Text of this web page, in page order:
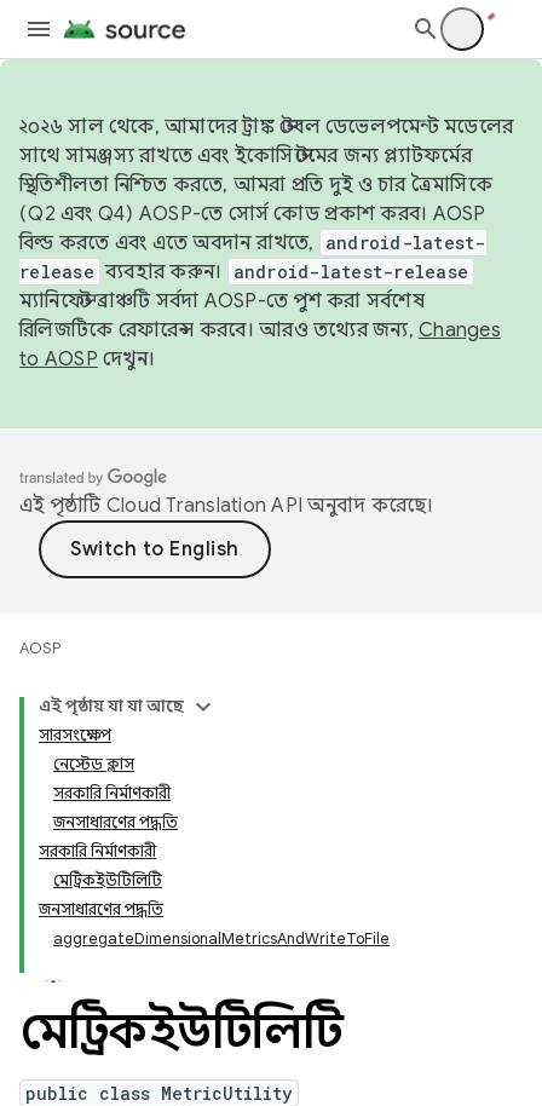
২০২৬ সাল থেকে, আমাদের ট্রাঙ্ক স্টেবল ডেভেলপমেন্ট মডেলের
সাথে সামঞ্জস্য রাখতে এবং ইকোসিস্টেমের জন্য প্ল্যাটফর্মের
স্থিতিশীলতা নিশ্চিত করতে, আমরা প্রতি দুই ও চার ত্রৈমাসিকে
(Q2 এবং Q4) AOSP-তে সোর্স কোড প্রকাশ করব। AOSP
বিল্ড করতে এবং এতে অবদান রাখতে,
android-latest-
release ব্যবহার করুন। android-latest-release
ম্যানিফেস্ট ব্রাঞ্চটি সর্বদা AOSP-তে পুশ করা সর্বশেষ
রিলিজটিকে রেফারেন্স করবে। আরও তথ্যের জন্য, Changes
to AOSP দেখুন।
এই পৃষ্ঠাটি Cloud Translation API অনুবাদ করেছে।
AOSP
এই পৃষ্ঠায় যা যা আছে
সারসংক্ষেপ
নেস্টেড ক্লাস
সরকারি নির্মাণকারী
জনসাধারণের পদ্ধতি
সরকারি নির্মাণকারী
মেট্রিকইউটিলিটি
জনসাধারণের পদ্ধতি
aggregateDimensionalMetricsAndWriteToFile
মেট্রিকইউটিলিটি
public class MetricUtility